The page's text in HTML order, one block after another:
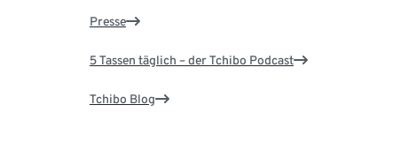
Presse
5 Tassen täglich – der Tchibo Podcast
Tchibo Blog